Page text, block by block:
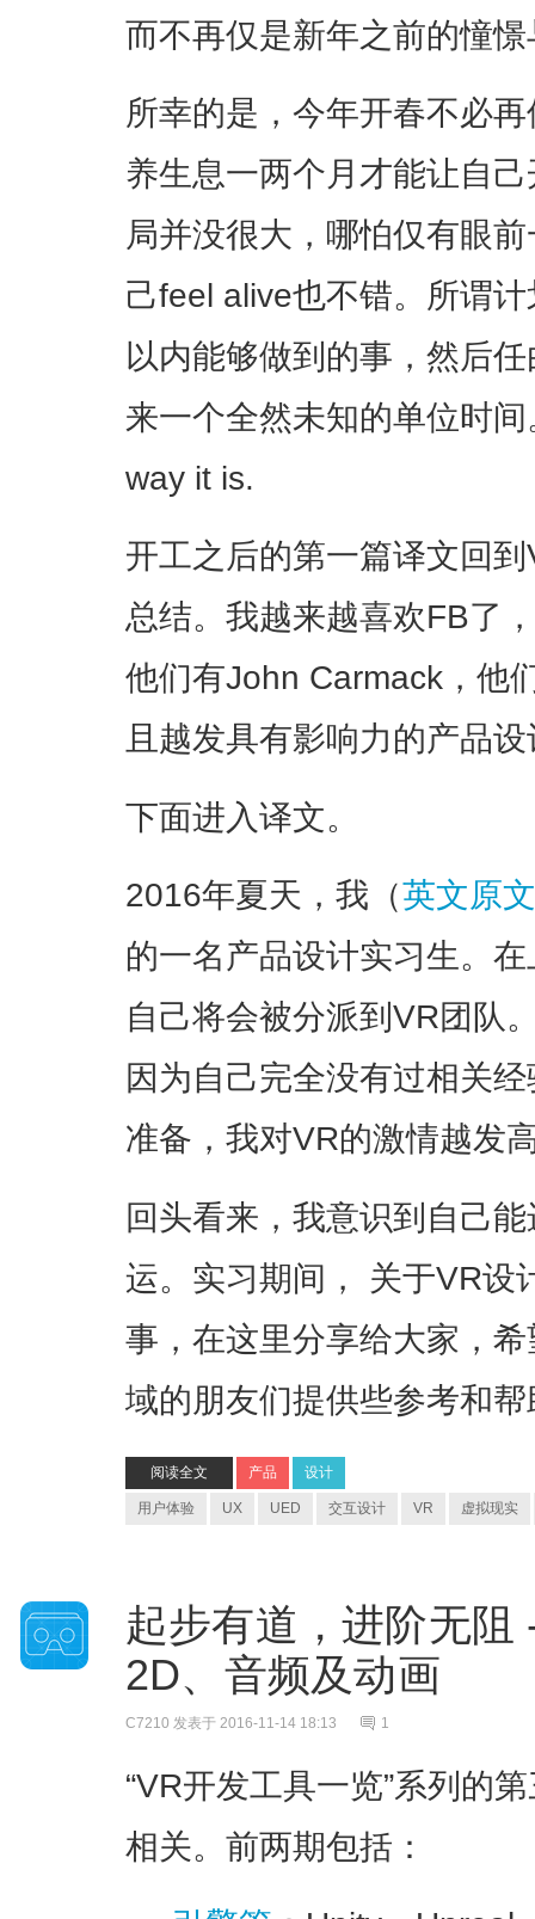
而不再仅是新年之前的憧
所幸的是，今年开春不必
养生息一两个月才能让自
局并没很大，哪怕仅有眼
己feel alive也不错。所谓
以内能够做到的事，然后
来一个全然未知的单位时
way it is.
开工之后的第一篇译文回
总结。我越来越喜欢FB了
他们有John Carmack，他
且越发具有影响力的产品
下面进入译文。
2016年夏天，我（英文原文
的一名产品设计实习生。
自己将会被分派到VR团队
因为自己完全没有过相关
准备，我对VR的激情越发
回头看来，我意识到自己
运。实习期间， 关于VR设
事，在这里分享给大家，
域的朋友们提供些参考和帮
阅读全文 产品 设计
用户体验 UX UED 交互设计 VR 虚拟现实
起步有道，进阶无阻
2D、音频及动画
C7210 发表于 2016-11-14 18:13 1
“VR开发工具一览”系列的
相关。前两期包括：